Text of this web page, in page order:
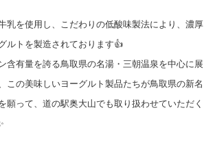
乳を使用し、こだわりの低酸味製法により、濃厚
ルトを製造されております👍
含有量を誇る鳥取県の名湯・三朝温泉を中心に展
この美味しいヨーグルト製品たちが鳥取県の新名
願って、道の駅奥大山でも取り扱わせていただく